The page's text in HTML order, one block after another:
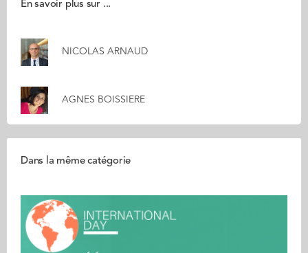
En savoir plus sur ...
NICOLAS ARNAUD
AGNES BOISSIERE
Dans la même catégorie